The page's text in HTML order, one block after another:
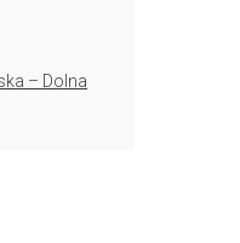
– Dolna